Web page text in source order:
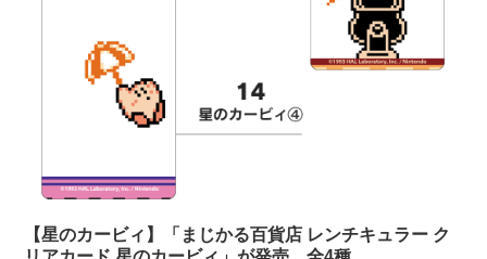
【星のカービィ】「まじかる百貨店 レンチキュラー ク